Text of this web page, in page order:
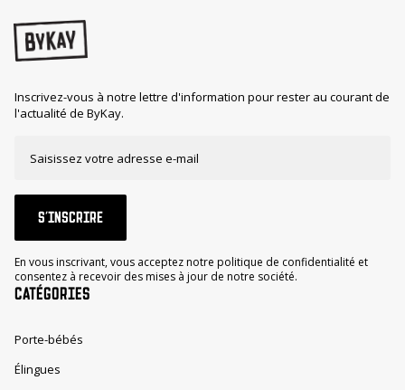
Inscrivez-vous à notre lettre d'information pour rester au courant de
l'actualité de ByKay.
S'INSCRIRE
En vous inscrivant, vous acceptez notre politique de confidentialité et
consentez à recevoir des mises à jour de notre société.
CATÉGORIES
Porte-bébés
Élingues